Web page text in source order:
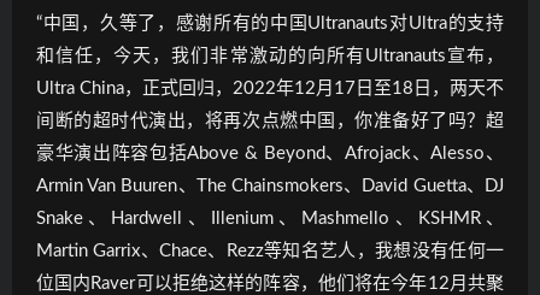
“中国，久等了，感谢所有的中国Ultranauts对Ultra的支持
和信任，今天，我们非常激动的向所有Ultranauts宣布，
Ultra China，正式回归，2022年12月17日至18日，两天不
间断的超时代演出，将再次点燃中国，你准备好了吗？超
豪华演出阵容包括Above & Beyond、Afrojack、Alesso、
Armin Van Buuren、The Chainsmokers、David Guetta、DJ
Snake、Hardwell、Illenium、Mashmello、KSHMR、
Martin Garrix、Chace、Rezz等知名艺人，我想没有任何一
位国内Raver可以拒绝这样的阵容，他们将在今年12月共聚